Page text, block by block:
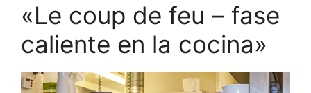
«Le coup de feu – fase
caliente en la cocina»